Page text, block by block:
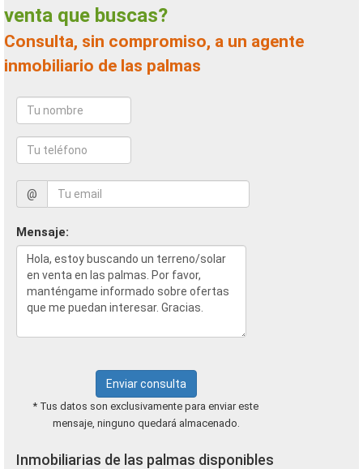
venta que buscas?
Consulta, sin compromiso, a un agente
inmobiliario de las palmas
@
Mensaje:
Enviar consulta
* Tus datos son exclusivamente para enviar este
mensaje, ninguno quedará almacenado.
Inmobiliarias de las palmas disponibles